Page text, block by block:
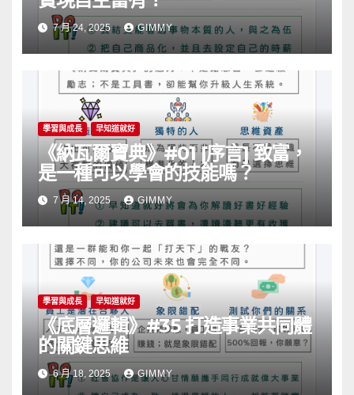
7 月 24, 2025 GIMMY
學習與成長 早知道就好
《納瓦爾寶典》#01 [序言] 致富，
是一種可以學會的技能嗎？
7 月 14, 2025 GIMMY
學習與成長 早知道就好
《底層邏輯》#35 打造事業共同體
的關鍵思維
6 月 18, 2025 GIMMY